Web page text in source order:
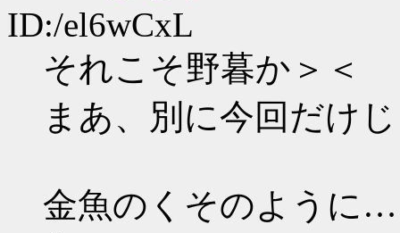
ID:/el6wCxL
それこそ野暮か＞＜
まあ、別に今回だけ
金魚のくそのように…